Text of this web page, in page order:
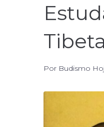
Por Budismo